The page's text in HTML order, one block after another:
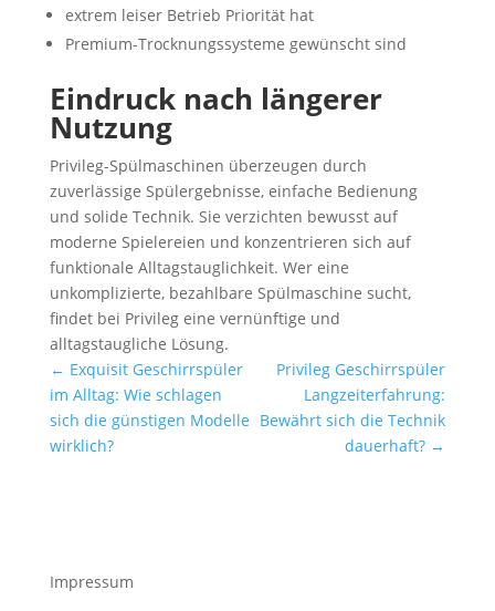
extrem leiser Betrieb Priorität hat
Premium-Trocknungssysteme gewünscht sind
Eindruck nach längerer
Nutzung
Privileg-Spülmaschinen überzeugen durch
zuverlässige Spülergebnisse, einfache Bedienung
und solide Technik. Sie verzichten bewusst auf
moderne Spielereien und konzentrieren sich auf
funktionale Alltagstauglichkeit. Wer eine
unkomplizierte, bezahlbare Spülmaschine sucht,
findet bei Privileg eine vernünftige und
alltagstaugliche Lösung.
← Exquisit Geschirrspüler
im Alltag: Wie schlagen
sich die günstigen Modelle
wirklich?
Privileg Geschirrspüler
Langzeiterfahrung:
Bewährt sich die Technik
dauerhaft? →
Impressum